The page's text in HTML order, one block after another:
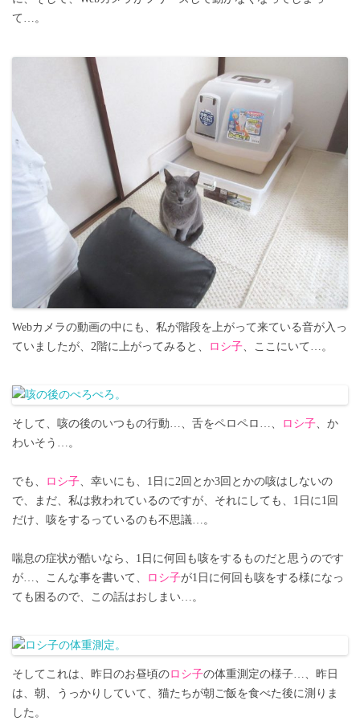
て…。
Webカメラの動画の中にも、私が階段を上がって来ている音が入っ
ていましたが、2階に上がってみると、
ロシ子、ここにいて…。
そして、咳の後のいつもの行動…、舌をペロペロ…、 ロシ子、か
わいそう…。
でも、 ロシ子、幸いにも、1日に2回とか3回とかの咳はしないの
で、まだ、私は救われているのですが、それにしても、1日に1回
だけ、咳をするっているのも不思議…。
喘息の症状が酷いなら、1日に何回も咳をするものだと思うのです
が…、こんな事を書いて、
ロシ子が1日に何回も咳をする様になっ
ても困るので、この話はおしまい…。
そしてこれは、昨日のお昼頃のロシ子の体重測定の様子…、昨日
は、朝、うっかりしていて、猫たちが朝ご飯を食べた後に測りま
した。